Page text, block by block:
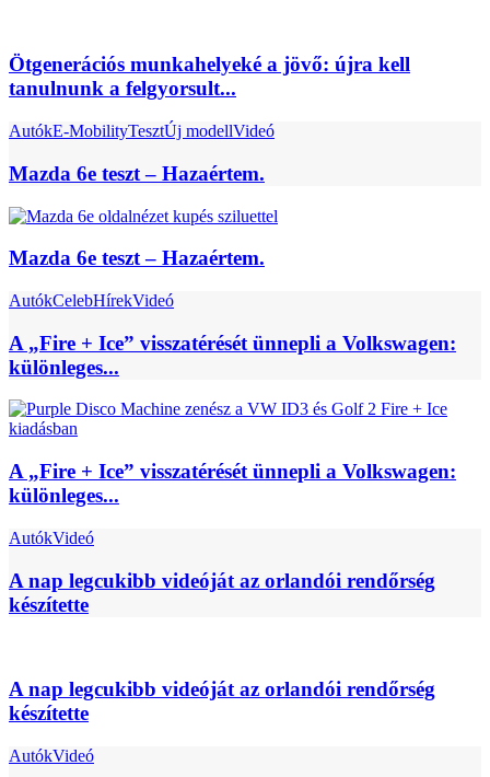
Ötgenerációs munkahelyeké a jövő: újra kell
tanulnunk a felgyorsult...
AutókE-MobilityTesztÚj modellVideó
Mazda 6e teszt – Hazaértem.
Mazda 6e teszt – Hazaértem.
AutókCelebHírekVideó
A „Fire + Ice” visszatérését ünnepli a Volkswagen:
különleges...
A „Fire + Ice” visszatérését ünnepli a Volkswagen:
különleges...
AutókVideó
A nap legcukibb videóját az orlandói rendőrség
készítette
A nap legcukibb videóját az orlandói rendőrség
készítette
AutókVideó